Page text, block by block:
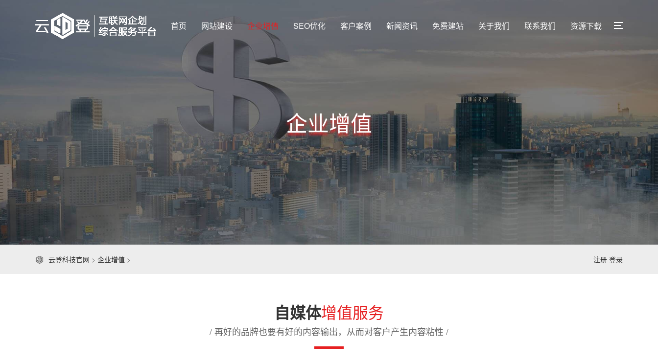
首页 网站建设 企业增值 SEO优化 客户案例 新闻资讯 免费建站 关于我们 联系我们 资源下载
企业增值
云登科技官网 > 企业增值 > 注册 登录
自媒体增值服务
/ 再好的品牌也要有好的内容输出，从而对客户产生内容粘性 /